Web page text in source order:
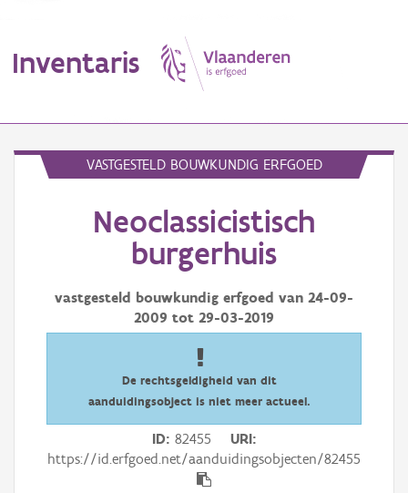
Inventaris
Waarneming
Downloads
VASTGESTELD BOUWKUNDIG ERFGOED
Neoclassicistisch
burgerhuis
vastgesteld bouwkundig erfgoed van 24-09-
2009 tot 29-03-2019
De rechtsgeldigheid van dit
aanduidingsobject is niet meer actueel.
ID 82455
URI
https://id.erfgoed.net/aanduidingsobjecten/82455